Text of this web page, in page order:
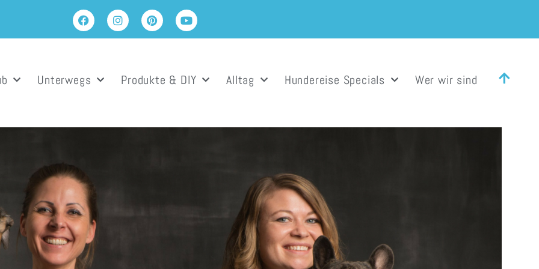
Unterwegs Produkte & DIY Alltag Hundereise Specials Wer wir sind